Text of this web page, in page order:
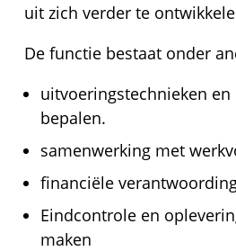
uit zich verder te
De functie bestaat onder
uitvoeringstechnieken
bepalen.
samenwerking met
financiële
Eindcontrole en
maken